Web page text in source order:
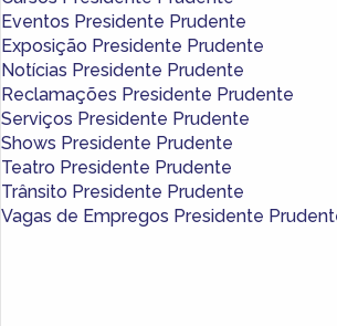
Eventos Presidente Prudente
Exposição Presidente Prudente
Notícias Presidente Prudente
Reclamações Presidente Prudente
Serviços Presidente Prudente
Shows Presidente Prudente
Teatro Presidente Prudente
Trânsito Presidente Prudente
Vagas de Empregos Presidente